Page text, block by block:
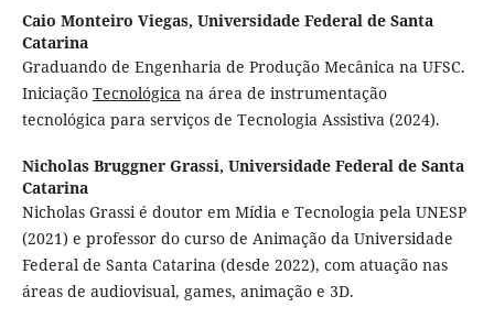
Caio Monteiro Viegas, Universidade Federal de Santa
Catarina
Graduando de Engenharia de Produção Mecânica na UFSC.
Iniciação Tecnológicana área de instrumentação
tecnológica para serviços de Tecnologia Assistiva (2024).
Nicholas Bruggner Grassi, Universidade Federal de Santa
Catarina
Nicholas Grassi é doutor em Mídia e Tecnologia pela UNESP
(2021) e professor do curso de Animação da Universidade
Federal de Santa Catarina (desde 2022), com atuação nas
áreas de audiovisual, games, animação e 3D.